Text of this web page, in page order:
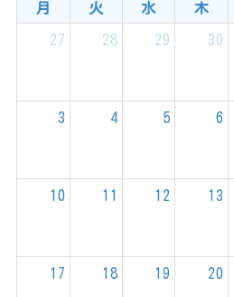
月 火 水 木
27 28 29 30
3 4 5 6
10 11 12 13
17 18 19 20